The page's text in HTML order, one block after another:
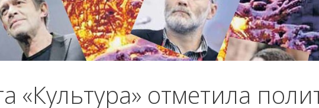
«Культура» отметила